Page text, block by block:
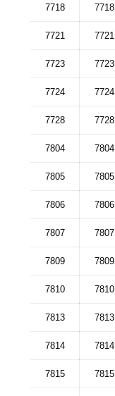
7718 7718
7721 7721
7723 7723
7724 7724
7728 7728
7804 7804
7805 7805
7806 7806
7807 7807
7809 7809
7810 7810
7813 7813
7814 7814
7815 7815